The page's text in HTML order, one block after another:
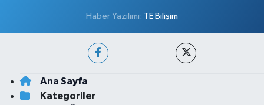
Haber Yazılımı: TE Bilişim
Ana Sayfa
Kategoriler